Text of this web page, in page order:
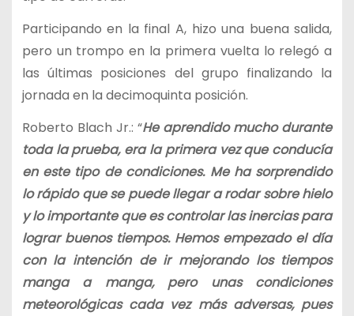
Participando en la final A, hizo una buena salida,
pero un trompo en la primera vuelta lo relegó a
las últimas posiciones del grupo finalizando la
jornada en la decimoquinta posición.
Roberto Blach Jr.: “He aprendido mucho durante
toda la prueba, era la primera vez que conducía
en este tipo de condiciones. Me ha sorprendido
lo rápido que se puede llegar a rodar sobre hielo
y lo importante que es controlar las inercias para
lograr buenos tiempos. Hemos empezado el día
con la intención de ir mejorando los tiempos
manga a manga, pero unas condiciones
meteorológicas cada vez más adversas, pues